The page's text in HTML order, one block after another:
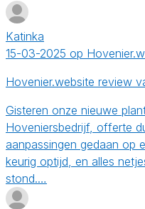
Katinka
15-03-2025 op
Hovenier.website review
Gisteren onze nieuwe
Hoveniersbedrijf, offerte
aanpassingen gedaan op
keurig optijd, en alles
stond.…